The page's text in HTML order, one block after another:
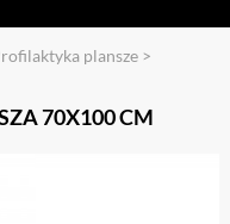
plansze>
70X100 CM